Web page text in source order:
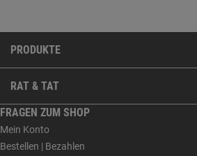
PRODUKTE
RAT & TAT
FRAGEN ZUM SHOP
Mein Konto
Bestellen | Bezahlen